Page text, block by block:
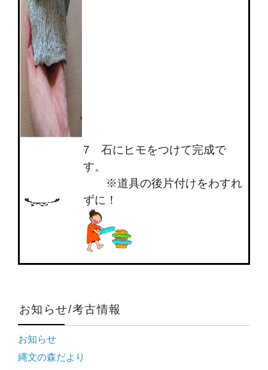
お知らせ/考古情報
お知らせ
縄文の森だより
7 石にヒモをつけて完成で
す。
※道具の後片付けをわすれ
ずに！